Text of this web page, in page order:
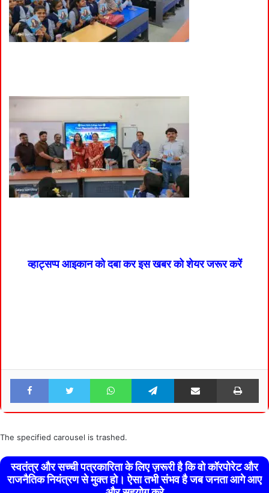
व्हाट्सप्प आइकान को दबा कर इस खबर को शेयर जरूर करें
Facebook Twitter WhatsApp Telegram Share via Email
The specified carousel is trashed.
स्वतंत्र और सच्ची पत्रकारिता के लिए ज़रूरी है कि वो कॉरपोरेट और
राजनैतिक नियंत्रण से मुक्त हो। ऐसा तभी संभव है जब जनता आगे आए